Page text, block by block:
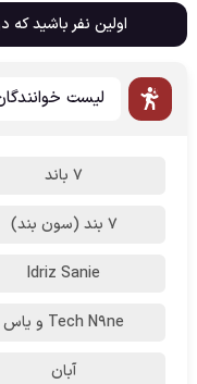
اولین نفر باشید که
لیست
7 باند
7 بند (سون بند)
Idriz Sanie
Tech N9ne و یاس
آبان